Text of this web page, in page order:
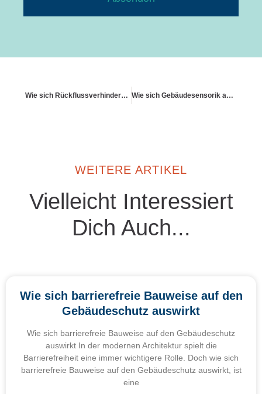
Wie sich Rückflussverhinderer auf Rückstauschäden auswirken Wie sich Gebäudesensorik auf Risikoklassen auswirkt
WEITERE ARTIKEL
Vielleicht Interessiert
Dich Auch...
Wie sich barrierefreie Bauweise auf den
Gebäudeschutz auswirkt
Wie sich barrierefreie Bauweise auf den Gebäudeschutz
auswirkt In der modernen Architektur spielt die
Barrierefreiheit eine immer wichtigere Rolle. Doch wie sich
barrierefreie Bauweise auf den Gebäudeschutz auswirkt, ist
eine